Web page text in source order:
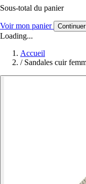
Sous-total du panier
Voir mon panier
Loading...
Accueil
/ Sandales cuir